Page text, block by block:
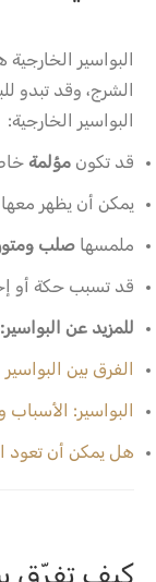
البواسير
الشرج، وقد تبدو
البواسير الخارجية:
قد تكون مؤلمة
يمكن أن يظهر معها
ملمسها صلب
قد تسبب حكة أو
للمزيد عن البواسير:
الفرق بين
البواسير: الأسباب
هل يمكن أن تعود
كيف تفرّق